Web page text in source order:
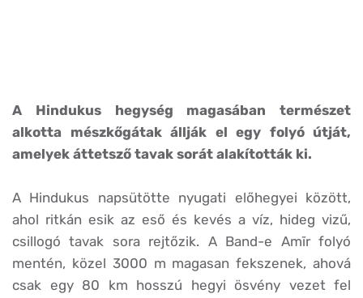
A Hindukus hegység magasában természet
alkotta mészkőgátak állják el egy folyó útját,
amelyek áttetsző tavak sorát alakították ki.
A Hindukus napsütötte nyugati előhegyei között,
ahol ritkán esik az eső és kevés a víz, hideg vizű,
csillogó tavak sora rejtőzik. A Band-e Amīr folyó
mentén, közel 3000 m magasan fekszenek, ahová
csak egy 80 km hosszú hegyi ösvény vezet fel